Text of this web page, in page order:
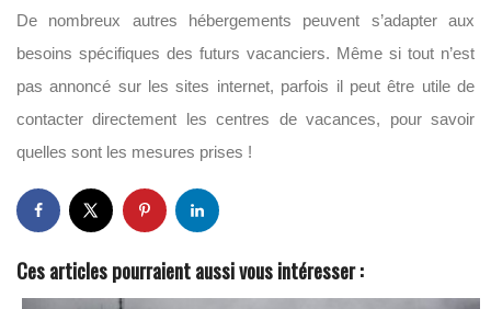
De nombreux autres hébergements peuvent s’adapter aux
besoins spécifiques des futurs vacanciers. Même si tout n’est
pas annoncé sur les sites internet, parfois il peut être utile de
contacter directement les centres de vacances, pour savoir
quelles sont les mesures prises !
Ces articles pourraient aussi vous intéresser :